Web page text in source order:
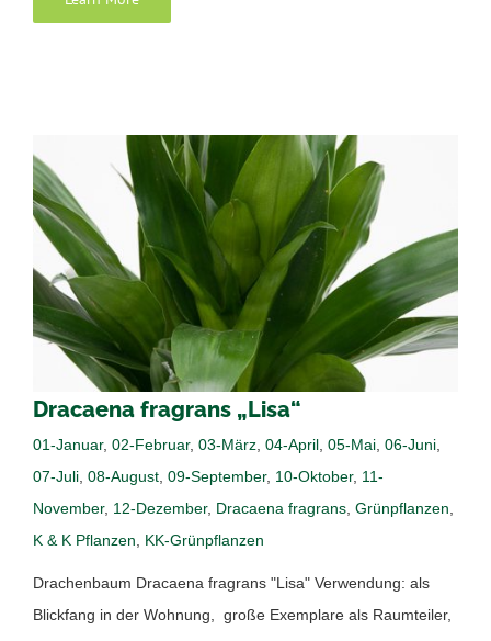
Dracaena fragrans „Lisa“
01-Januar, 02-Februar, 03-März, 04-April, 05-Mai, 06-Juni,
07-Juli, 08-August, 09-September, 10-Oktober, 11-
November, 12-Dezember, Dracaena fragrans, Grünpflanzen,
K & K Pflanzen, KK-Grünpflanzen
Drachenbaum Dracaena fragrans "Lisa" Verwendung: als
Blickfang in der Wohnung, große Exemplare als Raumteiler,